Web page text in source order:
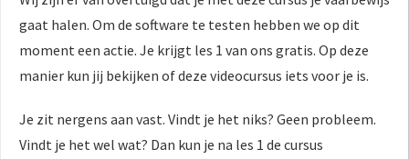
gaat halen. Om de software te testen hebben we op dit
moment een actie. Je krijgt les 1 van ons gratis. Op deze
manier kun jij bekijken of deze videocursus iets voor je is.
Je zit nergens aan vast. Vindt je het niks? Geen probleem.
Vindt je het wel wat? Dan kun je na les 1 de cursus